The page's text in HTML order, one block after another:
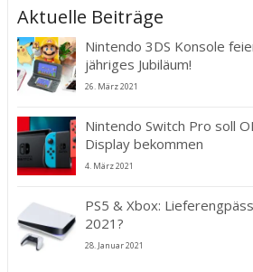
Aktuelle Beiträge
Nintendo 3DS Konsole
jähriges Jubiläum!
26. März 2021
Nintendo Switch Pro soll
Display bekommen
4. März 2021
PS5 & Xbox:
2021?
28. Januar 2021